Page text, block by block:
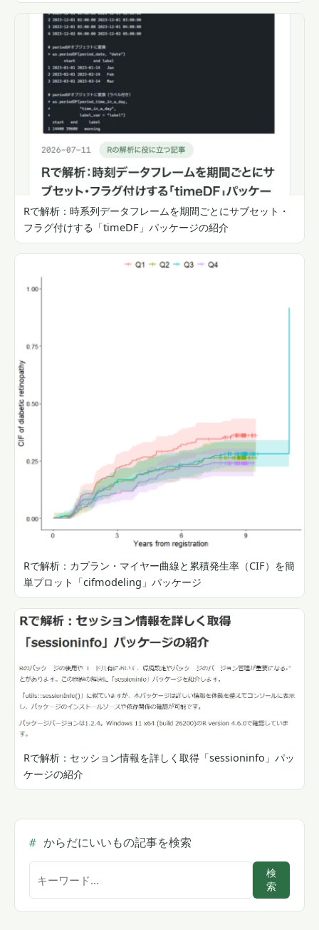
Rで解析：時系列データフレームを期間ごとにサブセット・
フラグ付けする「timeDF」パッケージの紹介
Rで解析：カプラン・マイヤー曲線と累積発生率（CIF）を簡
単プロット「cifmodeling」パッケージ
Rで解析：セッション情報を詳しく取得「sessioninfo」パッ
ケージの紹介
からだにいいもの記事を検索
ト
検
索